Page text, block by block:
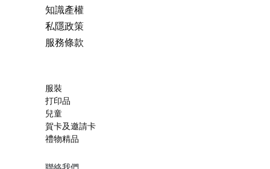
知識產權
私隱政策
服務條款
服裝
打印品
兒童
賀卡及邀請卡
禮物精品